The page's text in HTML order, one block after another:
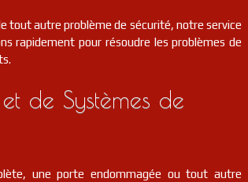
tout autre problème de sécurité, notre service
rapidement pour résoudre les problèmes de
de Systèmes de
une porte endommagée ou tout autre